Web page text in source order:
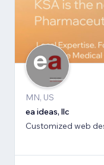
MN, US
ea ideas, llc
Customized web